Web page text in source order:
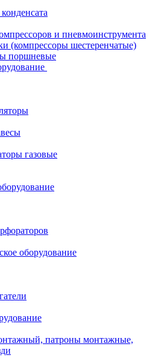
и пневмоинструмента
(компрессоры шестеренчатые)
поршневые
газовые
оборудование
патроны монтажные,